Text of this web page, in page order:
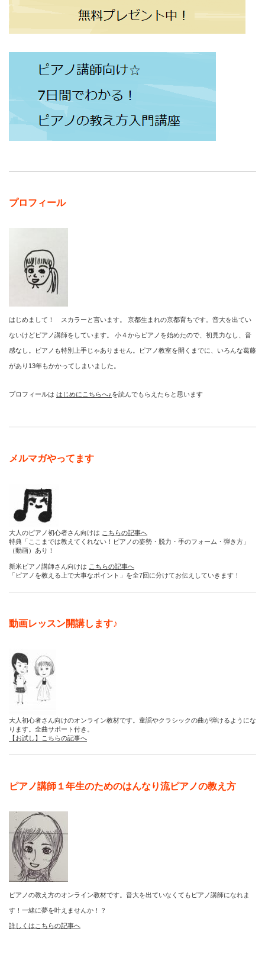
プロフィール
はじめまして！ スカラーと言います。 京都生まれの京都育ちです。音大を出てい
ないけどピアノ講師をしています。 小４からピアノを始めたので、初見力なし、音
感なし。ピアノも特別上手じゃありません。ピアノ教室を開くまでに、いろんな葛藤
があり13年もかかってしまいました。
プロフィールは はじめにこちらへ♪を読んでもらえたらと思います
メルマガやってます
大人のピアノ初心者さん向けは こちらの記事へ
特典「ここまでは教えてくれない！ピアノの姿勢・脱力・手のフォーム・弾き方」
（動画）あり！
新米ピアノ講師さん向けは こちらの記事へ
「ピアノを教える上で大事なポイント」を全7回に分けてお伝えしていきます！
動画レッスン開講します♪
大人初心者さん向けのオンライン教材です。童謡やクラシックの曲が弾けるようにな
ります。全曲サポート付き。
【お試し】こちらの記事へ
ピアノ講師１年生のためのはんなり流ピアノの教え方
ピアノの教え方のオンライン教材です。音大を出ていなくてもピアノ講師になれま
す！一緒に夢を叶えませんか！？
詳しくはこちらの記事へ